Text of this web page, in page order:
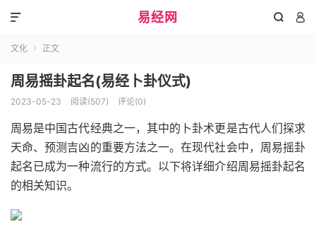
易经网  

文化  正文
周易摇卦起名(易经卜卦仪式)
2023-05-23 阅读(507) 评论(0)
周易是中国古代经典之一，其中的卜卦术更是古代人们探求
天命、预测吉凶的重要方法之一。在现代社会中，周易摇卦
起名已成为一种流行的方式。以下将详细介绍周易摇卦起名
的相关知识。